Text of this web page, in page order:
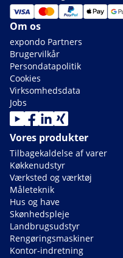
Om os
expondo Partners
Brugervilkår
Persondatapolitik
Cookies
Virksomhedsdata
Jobs
Vores produkter
Tilbagekaldelse af varer
Køkkenudstyr
Værksted og værktøj
Måleteknik
Hus og have
Skønhedspleje
Landbrugsudstyr
Rengøringsmaskiner
Kontor-indretning